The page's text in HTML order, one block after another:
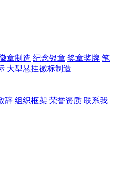
章制造 纪念银章 奖章奖牌 笔
大型悬挂徽标制造
辞 组织框架 荣誉资质 联系我